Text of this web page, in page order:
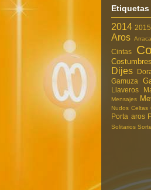
Etiquetas
2014 2015
Aros
Cintas
Costumbres
Dijes
Gamuza
Llaveros
Mensajes
Nudos Celtas
Porta aros
Solitarios